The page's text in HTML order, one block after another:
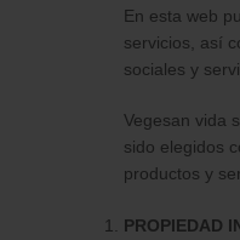
En esta web
servicios, así
sociales y
Vegesan vida
sido elegidos
productos y
PROPIEDAD